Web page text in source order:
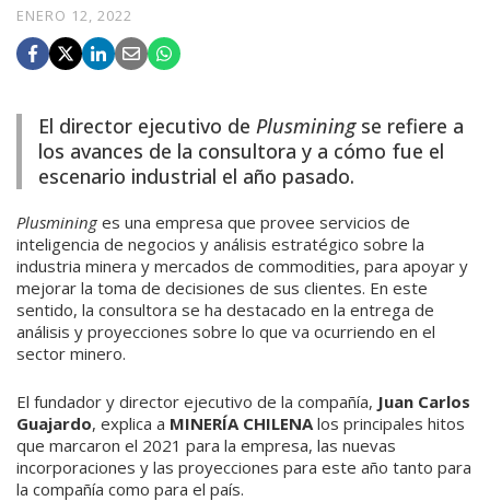
ENERO 12, 2022
El director ejecutivo de Plusminingse refiere a
los avances de la consultora y a cómo fue el
escenario industrial el año pasado.
Plusmininges una empresa que provee servicios de
inteligencia de negocios y análisis estratégico sobre la
industria minera y mercados de commodities, para apoyar y
mejorar la toma de decisiones de sus clientes. En este
sentido, la consultora se ha destacado en la entrega de
análisis y proyecciones sobre lo que va ocurriendo en el
sector minero.
El fundador y director ejecutivo de la compañía, Juan Carlos
Guajardo, explica a MINERÍA CHILENAlos principales hitos
que marcaron el 2021 para la empresa, las nuevas
incorporaciones y las proyecciones para este año tanto para
la compañía como para el país.